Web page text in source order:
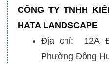
CÔNG TY TNHH
HATA LANDSCAPE
Địa chỉ: 12A
Phường Đông